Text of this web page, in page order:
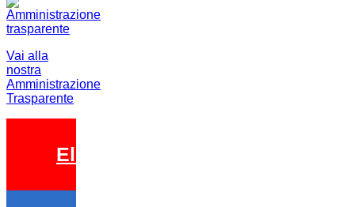
Vai alla
nostra
Amministrazione
Trasparente
Elezioni 2026